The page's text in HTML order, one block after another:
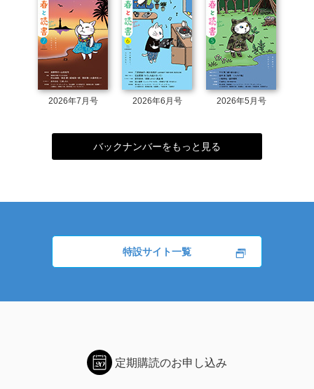
2026年7月号 2026年6月号 2026年5月号
バックナンバーをもっと見る
特設サイト一覧
定期購読のお申し込み